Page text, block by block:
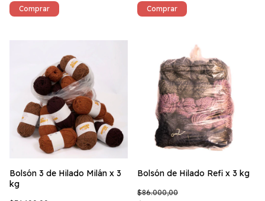
Bolsón 3 de Hilado Milán x 3
kg
Bolsón de Hilado Refi x 3 kg
$86.000,00